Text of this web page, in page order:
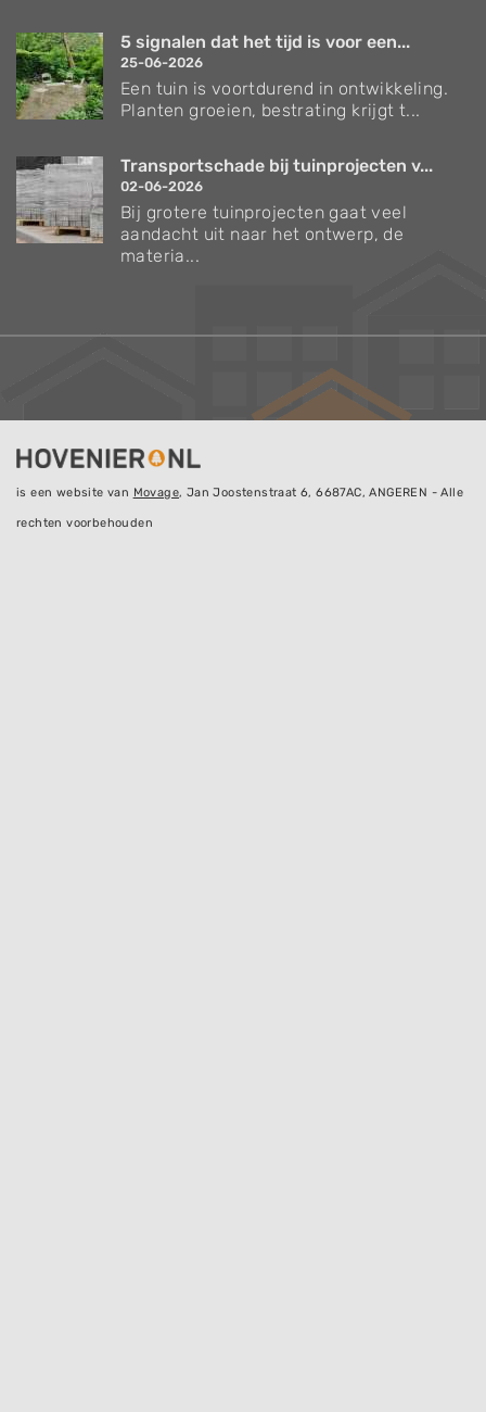
5 signalen dat het tijd is voor een...
25-06-2026
Een tuin is voortdurend in ontwikkeling.
Planten groeien, bestrating krijgt t...
Transportschade bij tuinprojecten v...
02-06-2026
Bij grotere tuinprojecten gaat veel
aandacht uit naar het ontwerp, de
materia...
is een website van Movage, Jan Joostenstraat 6, 6687AC, ANGEREN - Alle
rechten voorbehouden